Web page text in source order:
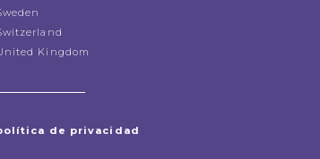
Kingdom
de privacidad